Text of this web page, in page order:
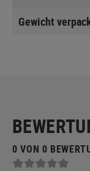
Gewicht
0 VON 0